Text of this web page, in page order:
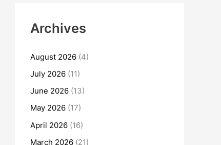
Archives
August 2026 (4)
July 2026 (11)
June 2026 (13)
May 2026 (17)
April 2026 (16)
March 2026 (21)